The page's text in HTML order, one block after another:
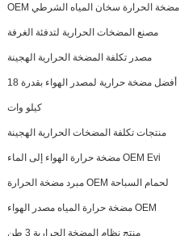
OEM مضخة الحرارة سخان المياه الشرطي
مصنع المضخات الحرارية لتدفئة الغرفة
مصدر تكلفة المضخة الحرارية الهجينة
أفضل مضخة حرارية لمصدر الهواء بقدرة 18
كيلو وات
منتجات تكلفة المضخات الحرارية الهجينة
مضخة حرارة الهواء إلى الماء OEM Evi
مبرد مضخة الحرارة OEM لحمام السباحة
مضخة حرارة المياه مصدر الهواء OEM
منتج نظام المضخة الحرارية 3 طن